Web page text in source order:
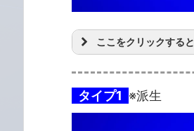
ここをクリックする
タイプ1 ※派生